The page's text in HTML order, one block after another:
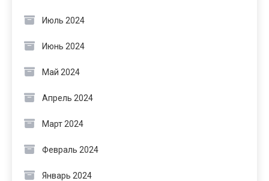
Июль 2024
Июнь 2024
Май 2024
Апрель 2024
Март 2024
Февраль 2024
Январь 2024